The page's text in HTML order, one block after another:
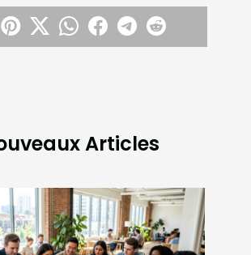
Articles